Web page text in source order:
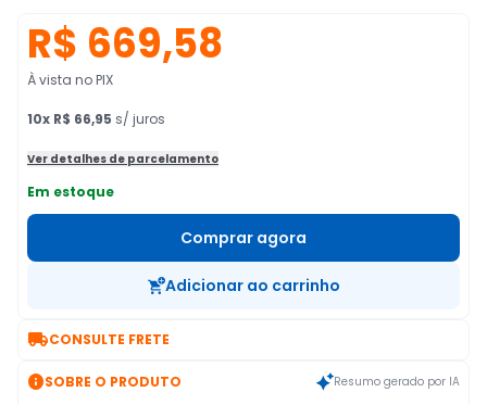
R$ 669,58
À vista no PIX
10x R$ 66,95 s/ juros
Ver detalhes de parcelamento
Em estoque
Comprar agora
Adicionar ao carrinho
CONSULTE FRETE
SOBRE O PRODUTO Resumo gerado por IA